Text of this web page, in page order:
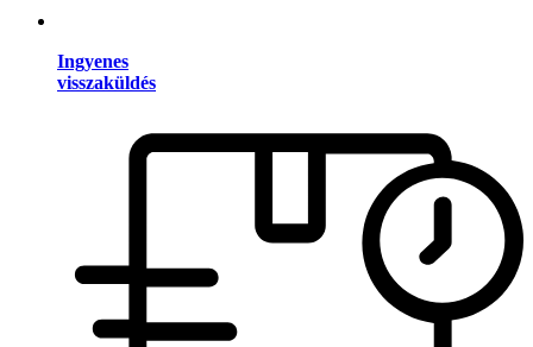
Ingyenes
visszaküldés